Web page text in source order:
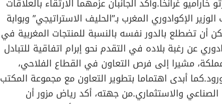
غرانخا.وأكد الجانبان عزمهما الارتقاء بالعلاقات
الإكوادوري المغرب بـ”الحليف الاستراتيجي” وبوابة
أن تضطلع بالدور نفسه بالنسبة للمنتجات المغربية في
عن رغبة بلاده في التقدم نحو إبرام اتفاقية للتبادل
مشيرا إلى فرص التعاون في القطاع الفلاحي،
أبدى اهتماما بتطوير التعاون مع مجموعة المكتب
والاستثماري.من جهته، أكد رياض مزور أن